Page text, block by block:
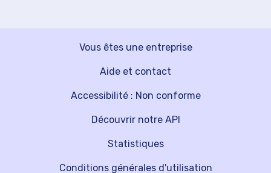
Vous êtes une entreprise
Découvrir notre API
Aide et contact
Statistiques
Accessibilité : Non conforme
Conditions générales d'utilisation